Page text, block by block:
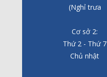
(Nghỉ trưa
Cơ sở 2:
Thứ 2 - Thứ 7
Chủ nhật